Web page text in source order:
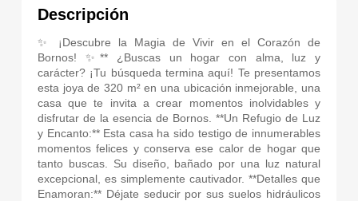
Descripción
✨ ¡Descubre la Magia de Vivir en el Corazón de
Bornos! ✨** ¿Buscas un hogar con alma, luz y
carácter? ¡Tu búsqueda termina aquí! Te presentamos
esta joya de 320 m² en una ubicación inmejorable, una
casa que te invita a crear momentos inolvidables y
disfrutar de la esencia de Bornos. **Un Refugio de Luz
y Encanto:** Esta casa ha sido testigo de innumerables
momentos felices y conserva ese calor de hogar que
tanto buscas. Su diseño, bañado por una luz natural
excepcional, es simplemente cautivador. **Detalles que
Enamoran:** Déjate seducir por sus suelos hidráulicos